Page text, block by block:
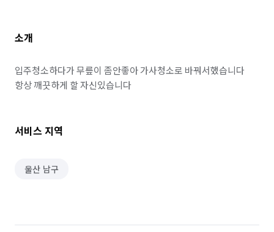
소개
입주청소하다가 무릎이 좀안좋아 가사청소로 바꿔서했습니다
항상 깨끗하게 할 자신있습니다
서비스 지역
울산 남구